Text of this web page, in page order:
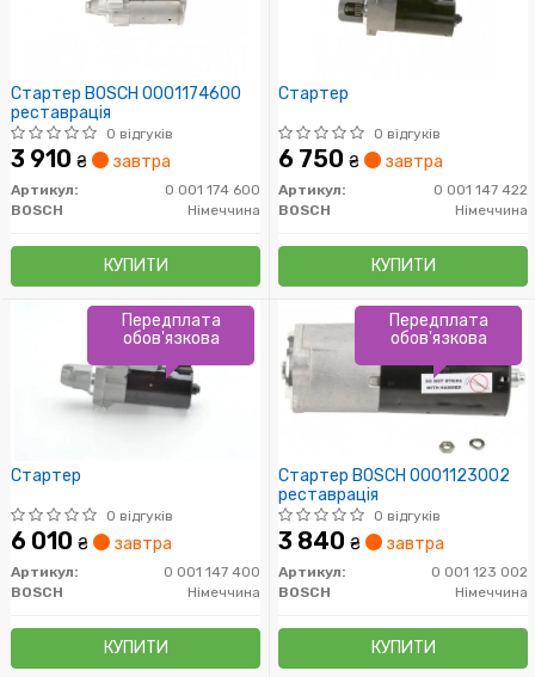
Стартер BOSCH 0001174600
реставрація
0 відгуків
3 910 ₴ завтра
Артикул:
0 001 174 600
BOSCH
Німеччина
КУПИТИ
Стартер
0 відгуків
6 750 ₴ завтра
Артикул:
0 001 147 422
BOSCH
Німеччина
КУПИТИ
Стартер
0 відгуків
6 010 ₴ завтра
Артикул:
0 001 147 400
BOSCH
Німеччина
КУПИТИ
Передплата
обов'язкова
Стартер BOSCH 0001123002
реставрація
0 відгуків
3 840 ₴ завтра
Артикул:
0 001 123 002
BOSCH
Німеччина
КУПИТИ
Передплата
обов'язкова